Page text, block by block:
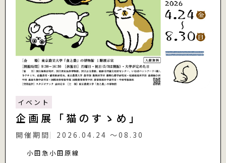
イベント
企画展「猫のすゝめ」
開催期間 2026.04.24 〜08.30
小田急小田原線